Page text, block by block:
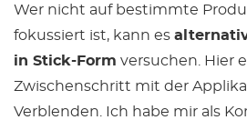
Wer nicht auf bestimmte
fokussiert ist, kann es
in Stick-Form versuchen. Hier
Zwischenschritt mit der
Verblenden. Ich habe mir als